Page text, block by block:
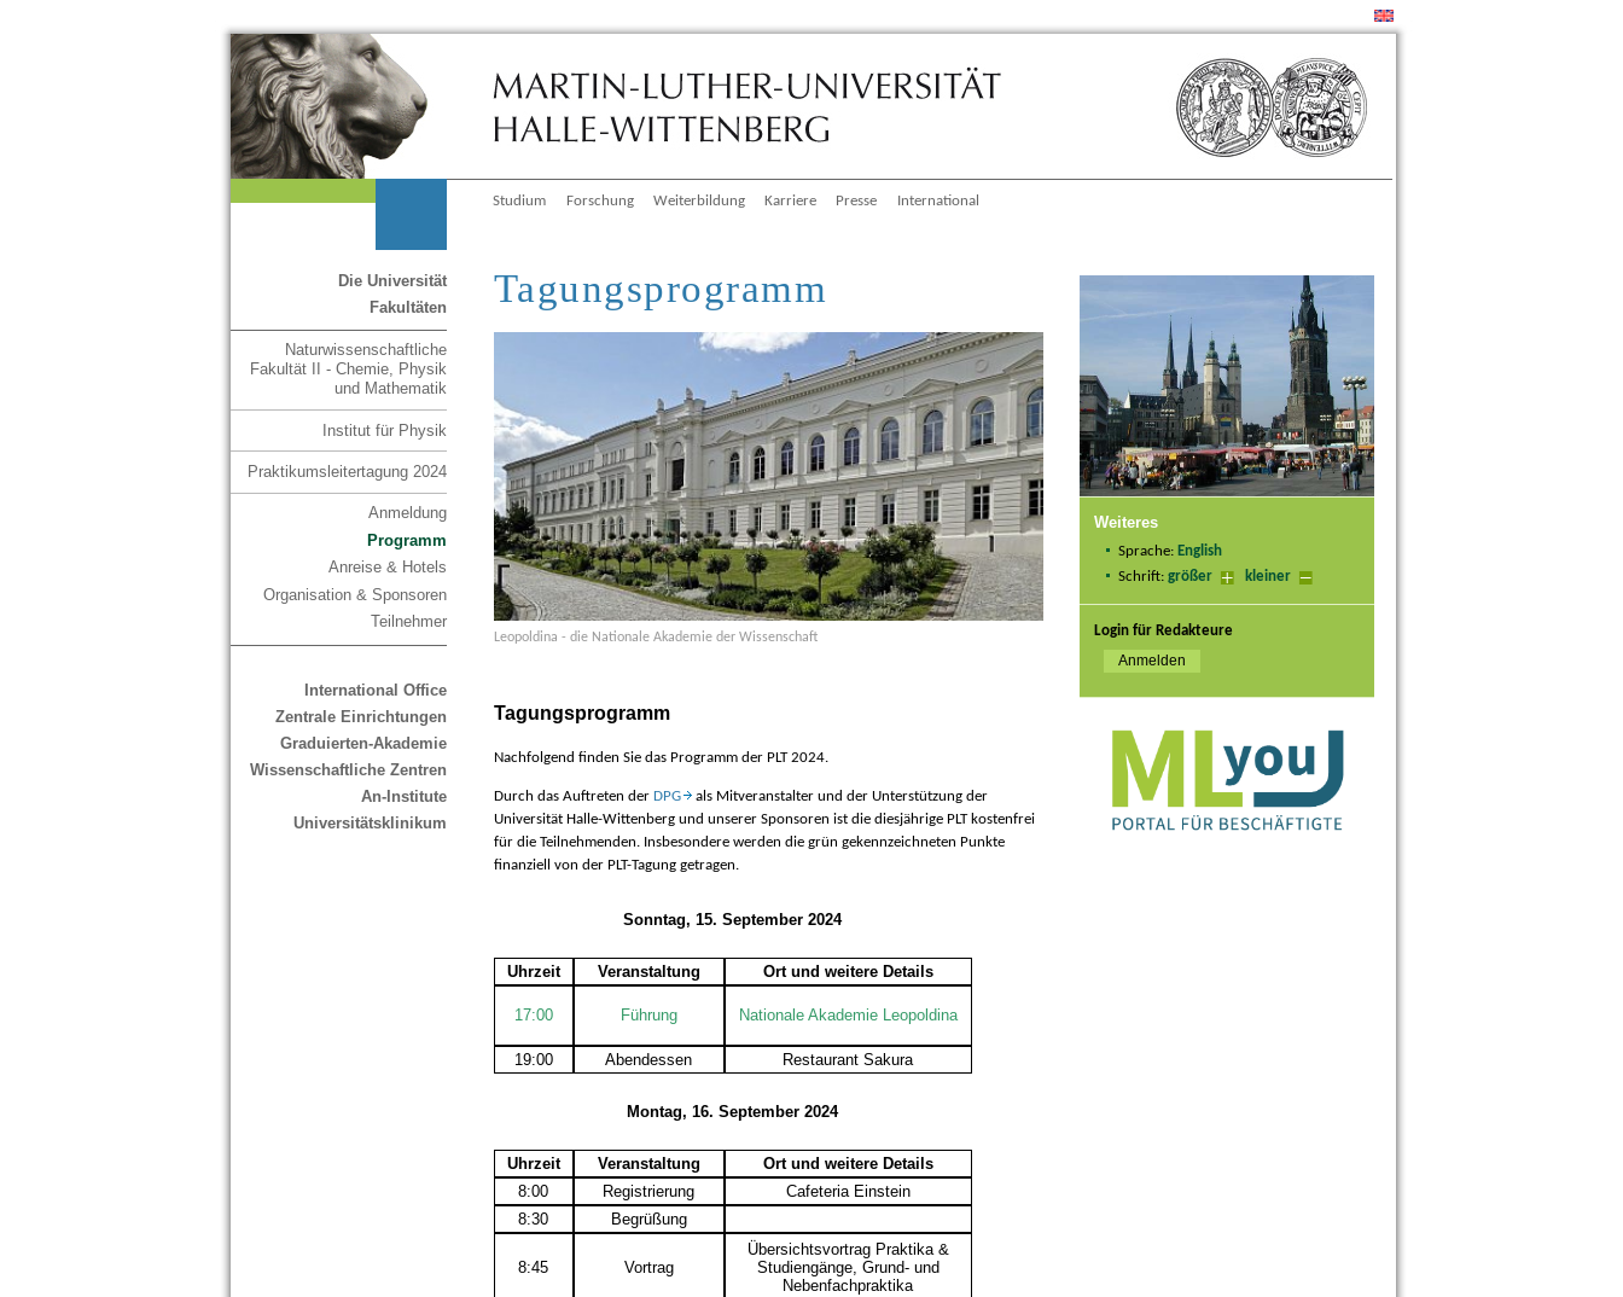
Studium Forschung Weiterbildung Karriere Presse International
Die Universität
Fakultäten
Naturwissenschaftliche
Fakultät II - Chemie, Physik
und Mathematik
Institut für Physik
Praktikumsleitertagung 2024
Anmeldung
Programm
Anreise & Hotels
Organisation & Sponsoren
Teilnehmer
International Office
Zentrale Einrichtungen
Graduierten-Akademie
Wissenschaftliche Zentren
An-Institute
Universitätsklinikum
Weiteres
Sprache: English
Schrift:größer kleiner
Login für Redakteure
Tagungsprogramm
Leopoldina - die Nationale Akademie der Wissenschaft
Tagungsprogramm
Nachfolgend finden Sie das Programm der PLT 2024.
Durch das Auftreten der DPGals Mitveranstalter und der Unterstützung der
Universität Halle-Wittenberg und unserer Sponsoren ist die diesjährige PLT kostenfrei
für die Teilnehmenden. Insbesondere werden die grün gekennzeichneten Punkte
finanziell von der PLT-Tagung getragen.
Sonntag, 15. September 2024
Uhrzeit Veranstaltung Ort und weitere Details
17:00 Führung Nationale Akademie Leopoldina
19:00 Abendessen Restaurant Sakura
Montag, 16. September 2024
Uhrzeit Veranstaltung
Ort und weitere Details
8:00
Registrierung
Cafeteria Einstein
8:30
Begrüßung
8:45 Vortrag
Übersichtsvortrag Praktika &
Studiengänge, Grund- und
Nebenfachpraktika